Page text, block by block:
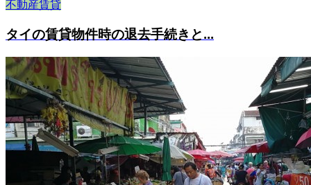
不動産賃貸
タイの賃貸物件時の退去手続きと...